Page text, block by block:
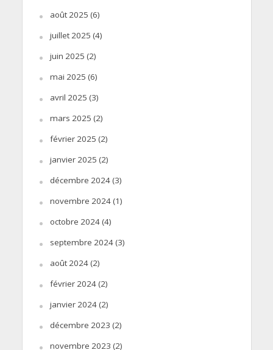
août 2025 (6)
juillet 2025 (4)
juin 2025 (2)
mai 2025 (6)
avril 2025 (3)
mars 2025 (2)
février 2025 (2)
janvier 2025 (2)
décembre 2024(3)
novembre 2024(1)
octobre 2024(4)
septembre 2024(3)
août 2024(2)
février 2024(2)
janvier 2024(2)
décembre 2023 (2)
novembre 2023 (2)